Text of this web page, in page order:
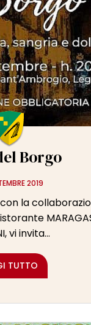
Borgo
2019
la
vi invita...
TUTTO